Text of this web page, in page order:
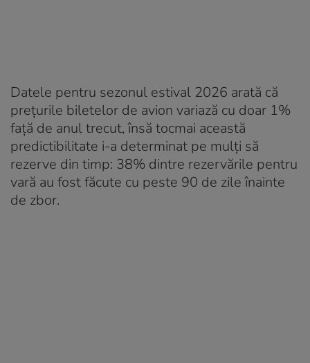
Datele pentru sezonul estival 2026 arată că
prețurile biletelor de avion variază cu doar 1%
față de anul trecut, însă tocmai această
predictibilitate i-a determinat pe mulți să
rezerve din timp: 38% dintre rezervările pentru
vară au fost făcute cu peste 90 de zile înainte
de zbor.